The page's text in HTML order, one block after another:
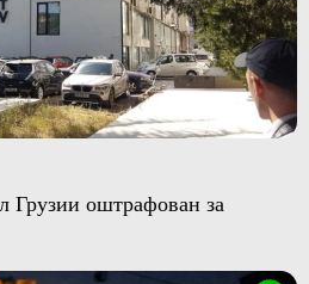
Грузии оштрафован за